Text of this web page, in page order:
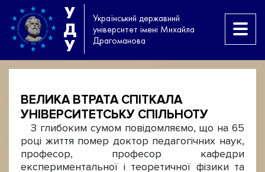
У
Д
У
Український державний
університет імені Михайла
Драгоманова
ВЕЛИКА ВТРАТА СПІТКАЛА
УНІВЕРСИТЕТСЬКУ СПІЛЬНОТУ
З глибоким сумом повідомляємо, що на 65
році життя помер доктор педагогічних наук,
професор, професор кафедри
експериментальної і теоретичної фізики та